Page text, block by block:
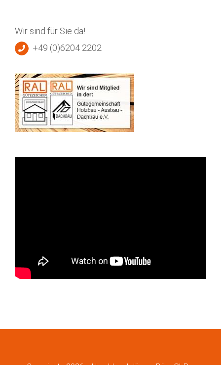
Wir sind für Sie da!
+49 (0)6204 2202